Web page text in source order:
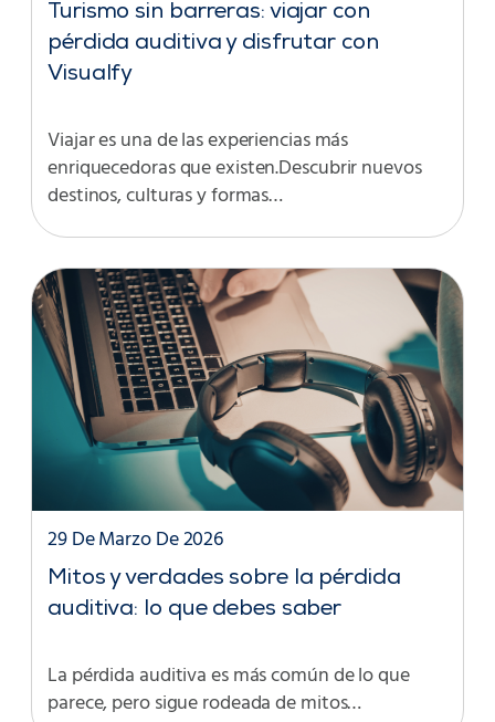
Turismo sin barreras: viajar con
pérdida auditiva y disfrutar con
Visualfy
Viajar es una de las experiencias más
enriquecedoras que existen.Descubrir nuevos
destinos, culturas y formas…
Mitos y verdades sobre la pérdida
auditiva: lo que debes saber
29 De Marzo De 2026
La pérdida auditiva es más común de lo que
parece, pero sigue rodeada de mitos…